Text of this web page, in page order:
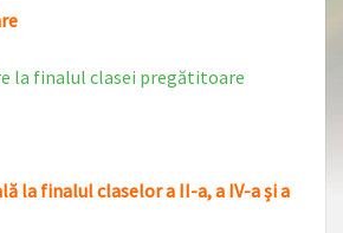
la finalul clasei pregătitoare
la finalul claselor a II-a, a IV-a și a